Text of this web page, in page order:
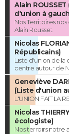
Alain
d'union à
Nos Territoires
Alain Rousset
Nicolas
Républicains)
Liste d'union de la
centre autour de
Geneviève
(Liste d'union
L'UNION FAIT LA
Nicolas
écologiste)
Nos terroirs notre